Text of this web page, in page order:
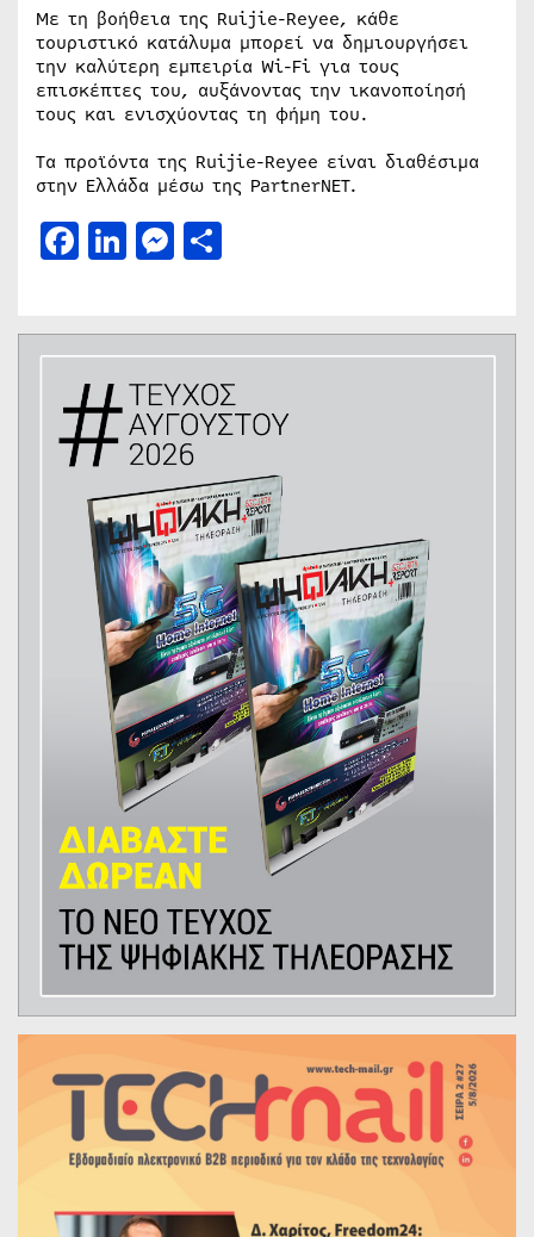
Με τη βοήθεια της Ruijie-Reyee, κάθε
τουριστικό κατάλυμα μπορεί να δημιουργήσει
την καλύτερη εμπειρία Wi-Fi για τους
επισκέπτες του, αυξάνοντας την ικανοποίησή
τους και ενισχύοντας τη φήμη του.
Τα προϊόντα της Ruijie-Reyee είναι διαθέσιμα
στην Ελλάδα μέσω της PartnerNET.
Facebook
LinkedIn
Messenger